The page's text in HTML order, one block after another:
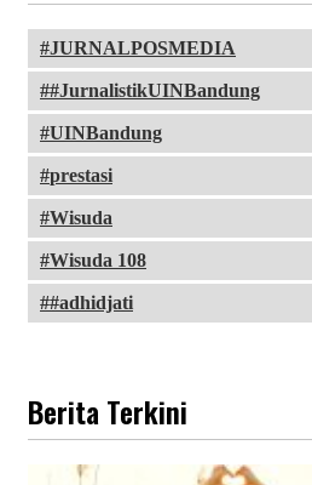
JURNALPOSMEDIA
#JurnalistikUINBandung
UINBandung
prestasi
Wisuda
Wisuda 108
#adhidjati
Berita Terkini